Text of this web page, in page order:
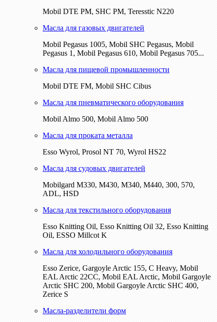
Mobil DTE РМ, SHC PM, Teresstic N220
Масла для газовых двигателей
Mobil Pegasus 1005, Mobil SHC Pegasus, Mobil
Pegasus 1, Mobil Pegasus 610, Mobil Pegasus 705...
Масла для пищевой промышленности
Mobil DTE FM, Mobil SHC Cibus
Масла для пневматического оборудования
Mobil Almo 500, Mobil Almo 500
Масла для проката металла
Esso Wyrol, Prosol NT 70, Wyrol HS22
Масла для судовых двигателей
Mobilgard M330, M430, M340, M440, 300, 570,
ADL, HSD
Масла для текстильного оборудования
Esso Knitting Oil, Esso Knitting Oil 32, Esso Knitting
Oil, ESSO Millcot K
Масла для холодильного оборудования
Esso Zerice, Gargoyle Arctic 155, С Heavy, Mobil
EAL Arctic 22CC, Mobil EAL Arctic, Mobil Gargoyle
Arctic SHC 200, Mobil Gargoyle Arctic SHC 400,
Zerice S
Масла-разделители форм